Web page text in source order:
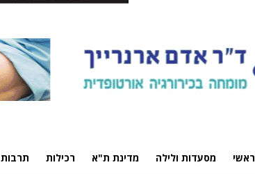
ראשי מסעדות ולילה מדינת ת"א רכילות תרבות